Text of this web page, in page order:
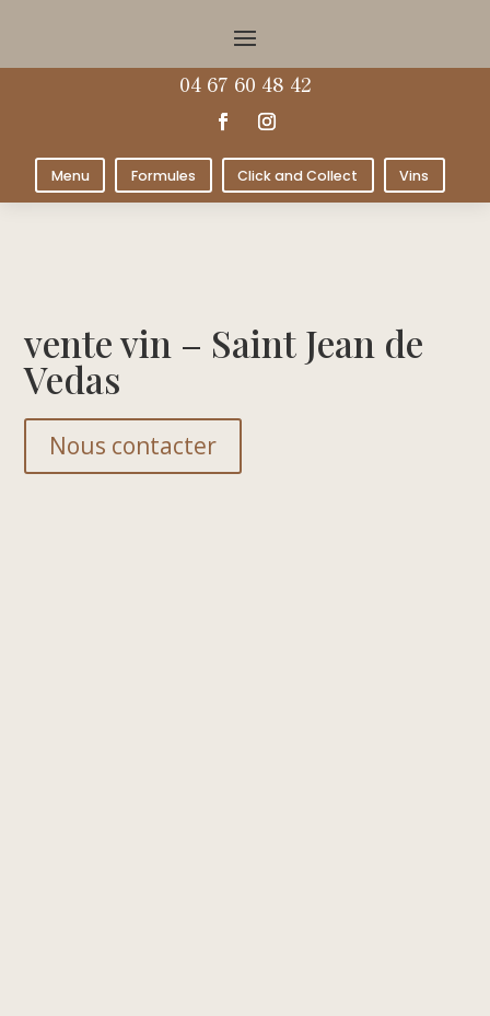
04 67 60 48 42
Menu Formules Click and Collect Vins
vente vin – Saint Jean de
Vedas
Nous contacter